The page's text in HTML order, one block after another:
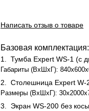
Написать отзыв о товаре
Базовая комплектация:
1. Тумба Expert WS-1 (с
Габариты (ВхШхГ):
2. Столешница Expert W-
Размеры (ВхШхГ):
3. Экран WS-200 без